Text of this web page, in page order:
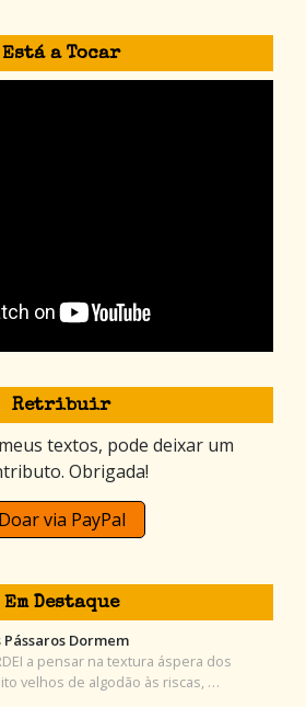
Está a Tocar
Retribuir
textos, pode deixar um
Obrigada!
Doar via PayPal
Em Destaque
Pássaros Dormem
a pensar na textura áspera dos
velhos de algodão às riscas, …